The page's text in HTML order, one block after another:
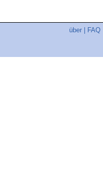
über FAQ